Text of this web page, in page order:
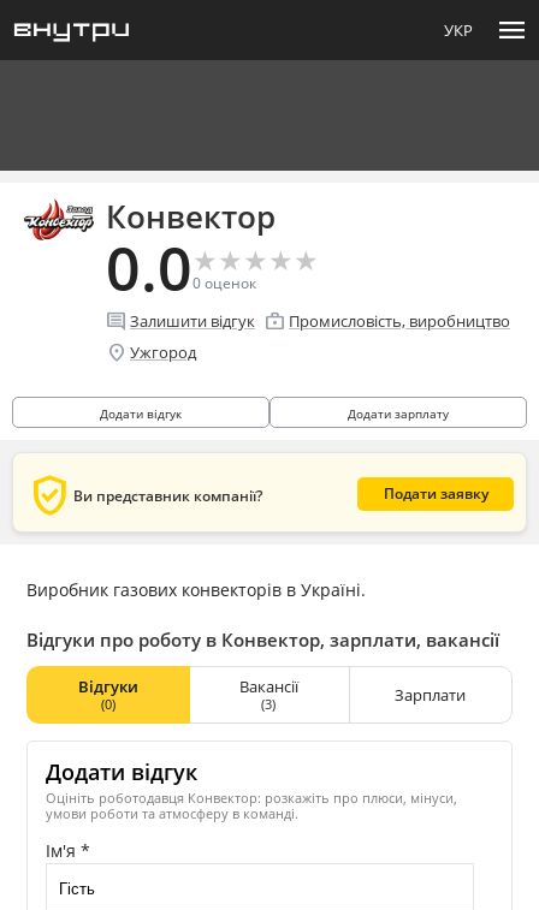
УКР menu
Конвектор
0.0★
★★
★★
★★
★★
★
0оценок
comment Залишити відгук enterprise Промисловість, виробництво
location_on Ужгород
Додати відгук Додати зарплату
verified_user Ви представник компанії? Подати заявку
Виробник газових конвекторів в Україні.
Відгуки про роботу в Конвектор, зарплати, вакансії
Відгуки
(0)
Вакансії
(3) Зарплати
Додати відгук
Оцініть роботодавця Конвектор: розкажіть про плюси, мінуси,
умови роботи та атмосферу в команді.
Ім'я *